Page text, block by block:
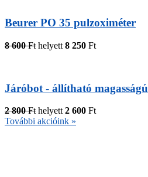
Beurer PO 35 pulzoximéter
8 600 Ft helyett 8 250 Ft
Járóbot - állítható magasságú
2 800 Ft helyett 2 600 Ft
További akcióink »